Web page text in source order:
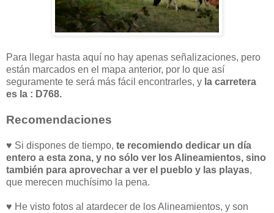
Para llegar hasta aquí no hay apenas señalizaciones, pero
están marcados en el mapa anterior, por lo que así
seguramente te será más fácil encontrarles, y la carretera
es la : D768.
Recomendaciones
♥ Si dispones de tiempo, te recomiendo dedicar un día
entero a esta zona, y no sólo ver los Alineamientos, sino
también para aprovechar a ver el pueblo y las playas,
que merecen muchísimo la pena.
♥ He visto fotos al atardecer de los Alineamientos, y son